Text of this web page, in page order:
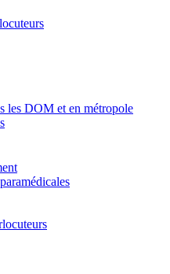
les DOM et en métropole